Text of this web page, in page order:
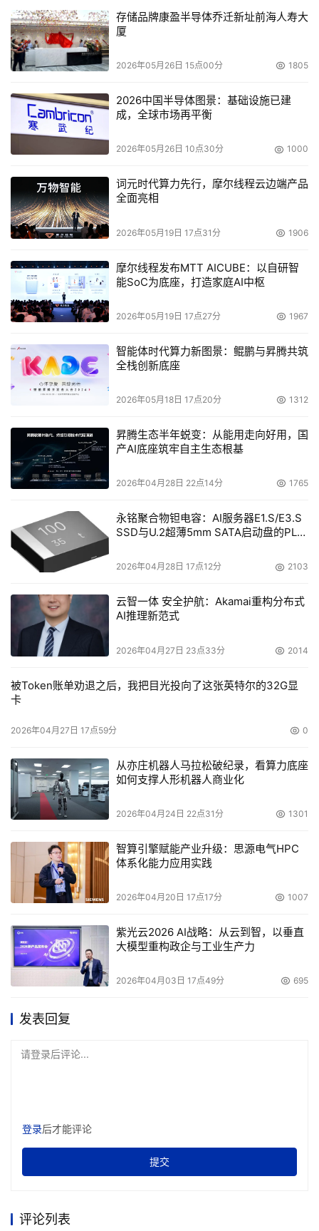
HDS公司中国区高级技术经理王宁，就此次发布的网络
控制器NSC55、AMS 200/500以及WMS 100四款产品，
向现场用户进行了演示。NSC55作为高端入门级存储产
品，是HDS USP的入门级替代产品，支持其中的所有功
100是专为中端存储市场以及SMB用户量身打造的模块化存
储系统。
HDS公司中国区高级技术经理王宁
分区以及具有安全主机存储域的虚拟存储端口。这是任何其
它中端系统中所没有的功能。它们有助于 IT 部门优化关键
业务应用（如 Microsoft Exchange、ERP、CRM 或数据
前大多数应用只能以 5 MB/s 或 10 MB/s 的速度传输数
据，而虚拟存储端口则可以虚拟化每个新的 4 Gb/s 光纤通
道端口来创建多达512个虚拟端口，从而能够充分利用这些
照。
AMS 系统可以只配置光纤磁盘，也可以选择与高容量的
SATA 盘的混合配置，这使客户能够在同一系统中同时支持
盘，适用于低成本近线存储应用（如出于遵守管理法规目的
1+0 和1之外，这两个产品线可以采用RAID-6技术 ，可以
而极大地提高了可用性，并相应地减少了磁盘故障时进行
RAID 组重建的时间。把 RAID-6 和逻辑高速缓存分区功能
集合在基于 SATA 的中端产品中，可显著降低整体存储成
日立数据系统公司全球营销副总裁Rachel Young说，“我
们大大提高了模块化产品的功能，降低了价格。它们易于安
装、配置和管理，而且容易购买。无论是作为独立运作模式
下的模块化存储系统运行，还是作为分层存储环境的一部分
运行，AMS和WMS系统都将为中端用户提供最佳的价值。”
Enterprise Strategy Group高级分析师Tony Asaro表
可扩展容量、便于改进数据保护的RAID 6、适用于分层存
以及针对iSCSI和NAS的发展规划。日立数据系统公司的中
卓越的存储产品系列锦上添花。”
Clipper Group常务董事Mike Kahn说：“日立数据具有
精心构思的存储虚拟化理念。通过今天的产品发布，该公司
也将因此进一步扩大其市场份额，并吸引更多中端及大型客
存储品牌康盈半导体乔迁新址前海人寿大
厦
2026年05月26日 15点00分 1805
2026中国半导体图景：基础设施已建
成，全球市场再平衡
2026年05月26日 10点30分 1000
词元时代算力先行，摩尔线程云边端产品
全面亮相
2026年05月19日 17点31分 1906
摩尔线程发布MTT AICUBE：以自研智
能SoC为底座，打造家庭AI中枢
2026年05月19日 17点27分 1967
智能体时代算力新图景：鲲鹏与昇腾共筑
全栈创新底座
2026年05月18日 17点20分 1312
昇腾生态半年蜕变：从能用走向好用，国
产AI底座筑牢自主生态根基
2026年04月28日 22点14分 1765
永铭聚合物钽电容：AI服务器E1.S/E3.S
SSD与U.2超薄5mm SATA启动盘的PLP
2026年04月28日 17点12分 2103
云智一体 安全护航：Akamai重构分布式
AI推理新范式
2026年04月27日 23点33分 2014
被Token账单劝退之后，我把目光投向了这张英特尔的32G显
卡
2026年04月27日 17点59分 0
从亦庄机器人马拉松破纪录，看算力底座
如何支撑人形机器人商业化
2026年04月24日 22点31分 1301
智算引擎赋能产业升级：思源电气HPC
体系化能力应用实践
2026年04月20日 17点17分 1007
紫光云2026 AI战略：从云到智，以垂直
大模型重构政企与工业生产力
2026年04月03日 17点49分 695
发表回复
请登录后评论...
登录后才能评论
提交
评论列表